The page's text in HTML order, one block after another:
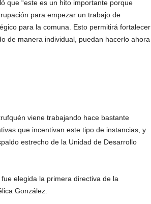
que “este es un hito importante porque
para empezar un trabajo de
para la comuna. Esto permitirá fortalecer
de manera individual, puedan hacerlo ahora
viene trabajando hace bastante
que incentivan este tipo de instancias, y
estrecho de la Unidad de Desarrollo
elegida la primera directiva de la
González.